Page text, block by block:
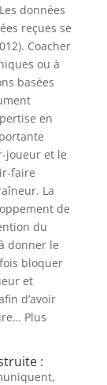
données
reçues se
Coacher
ou à
basées
en
joueur et le
faire
La
de
du
donner le
bloquer
et
d’avoir
Plus
: